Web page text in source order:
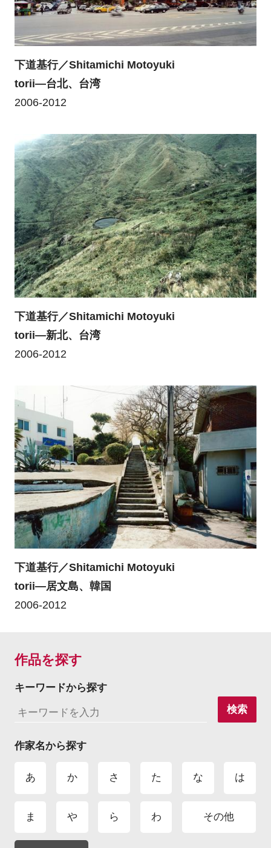
下道基行／Shitamichi Motoyuki
torii―台北、台湾
2006-2012
下道基行／Shitamichi Motoyuki
torii―新北、台湾
2006-2012
下道基行／Shitamichi Motoyuki
torii―居文島、韓国
2006-2012
作品を探す
キーワードから探す
検索
作家名から探す
あ か さ た な は
ま や ら わ その他